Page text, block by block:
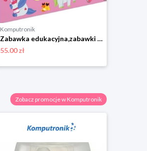
Komputronik
Zabawka edukacyjna,zabawki magnetyczne Janod Magneti'stories Jednorożce
55.00 zł
Zobacz promocje w Komputronik